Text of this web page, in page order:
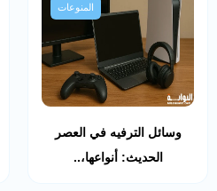
المنوعات
وسائل الترفيه في العصر
الحديث: أنواعها،..